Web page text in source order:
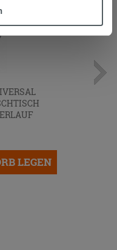
allen oder einigen
die Schaltfläche
Wenn Sie auf
Sie das Surfen erst
Cookies fortsetzen.
LEGEN